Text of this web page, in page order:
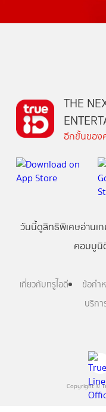
Copyright ©
THE
อีกขั้นของ
วันนี้ดูสิทธิพิเศษอ่านเ
คอมมูนิ
เกี่ยวกับทรูไอดี ข้อกำ
บริกา